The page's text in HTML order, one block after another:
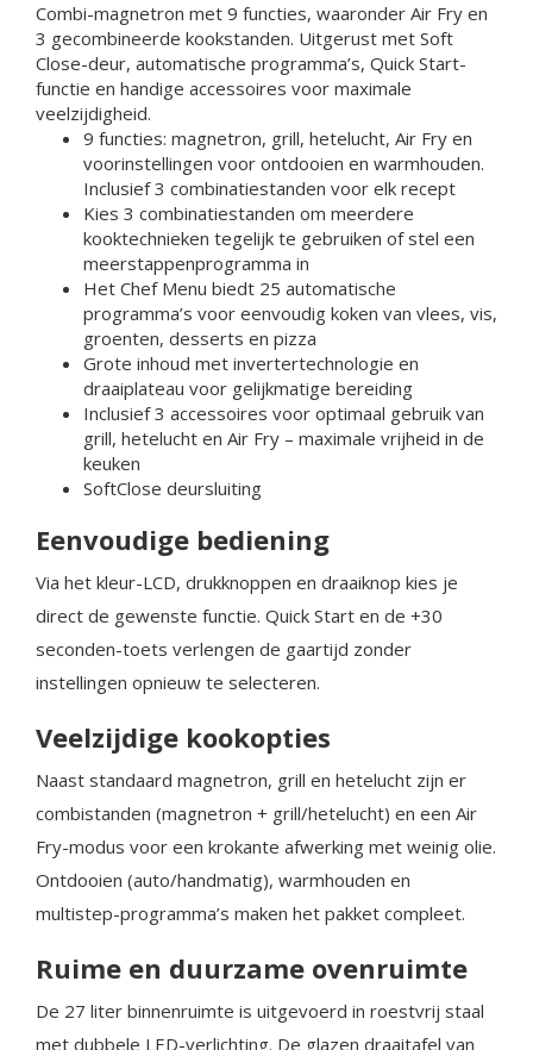
Combi-magnetron met 9 functies, waaronder Air Fry en
3 gecombineerde kookstanden. Uitgerust met Soft
Close-deur, automatische programma’s, Quick Start-
functie en handige accessoires voor maximale
veelzijdigheid.
9 functies: magnetron, grill, hetelucht, Air Fry en
voorinstellingen voor ontdooien en warmhouden.
Inclusief 3 combinatiestanden voor elk recept
Kies 3 combinatiestanden om meerdere
kooktechnieken tegelijk te gebruiken of stel een
meerstappenprogramma in
Het Chef Menu biedt 25 automatische
programma’s voor eenvoudig koken van vlees, vis,
groenten, desserts en pizza
Grote inhoud met invertertechnologie en
draaiplateau voor gelijkmatige bereiding
Inclusief 3 accessoires voor optimaal gebruik van
grill, hetelucht en Air Fry – maximale vrijheid in de
keuken
SoftClose deursluiting
Eenvoudige bediening
Via het kleur-LCD, drukknoppen en draaiknop kies je
direct de gewenste functie. Quick Start en de +30
seconden-toets verlengen de gaartijd zonder
instellingen opnieuw te selecteren.
Veelzijdige kookopties
Naast standaard magnetron, grill en hetelucht zijn er
combistanden (magnetron + grill/hetelucht) en een Air
Fry-modus voor een krokante afwerking met weinig olie.
Ontdooien (auto/handmatig), warmhouden en
multistep-programma’s maken het pakket compleet.
Ruime en duurzame ovenruimte
De 27 liter binnenruimte is uitgevoerd in roestvrij staal
met dubbele LED-verlichting. De glazen draaitafel van